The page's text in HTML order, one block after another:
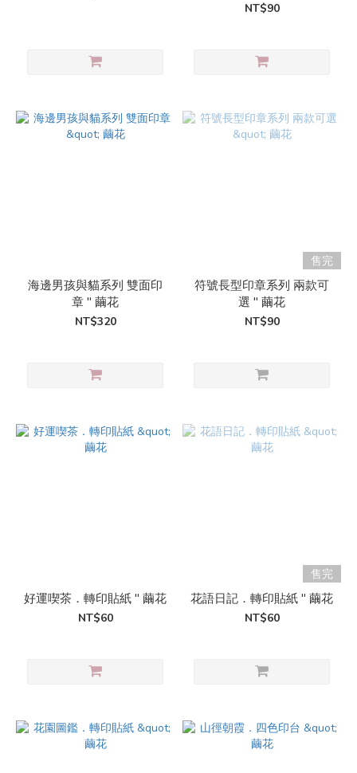
NT$90
海邊男孩與貓系列 雙面印
章 " 繭花
NT$320
售完
符號長型印章系列 兩款可
選 " 繭花
NT$90
好運喫茶．轉印貼紙 " 繭花
NT$60
售完
花語日記．轉印貼紙 " 繭花
NT$60